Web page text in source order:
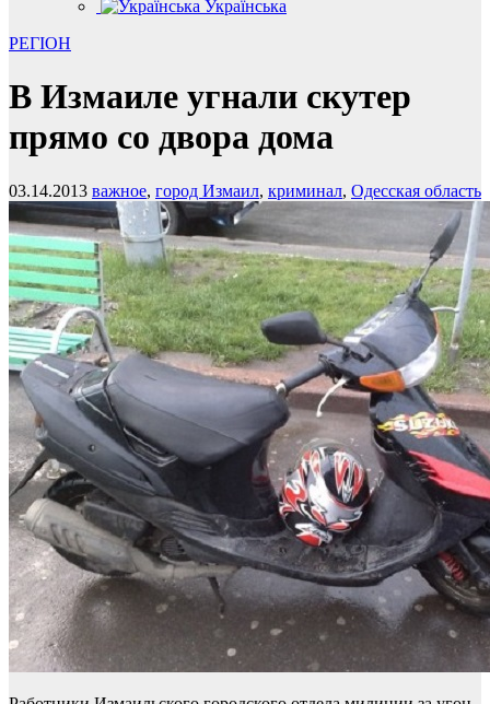
Українська
РЕГІОН
В Измаиле угнали скутер
прямо со двора дома
03.14.2013 важное, город Измаил, криминал, Одесская область